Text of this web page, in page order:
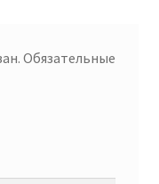
Обязательные